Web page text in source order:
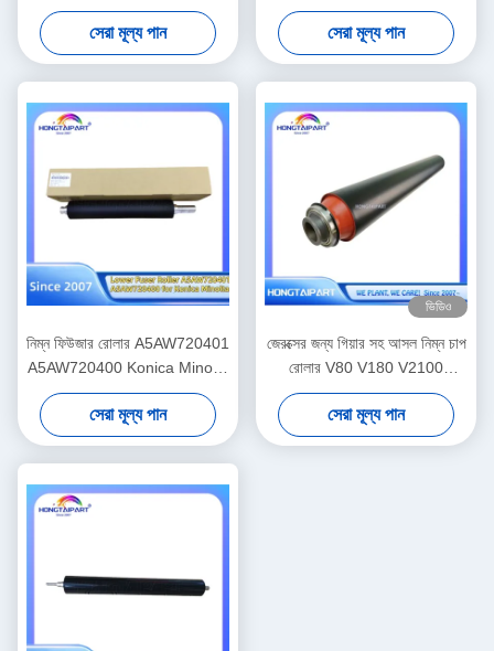
রোলার চাপ খুচরা যন্ত্রাংশ সরবরাহ
হংকংপার্ট
সেরা মূল্য পান
E72430 ফিউসার হিট রোলার খুচরা
যন্ত্রাংশ সরবরাহের জন্য নিম্ন রোলার
Z9MO7A LPR-E72525
Hongtaipart চাপ
সেরা মূল্য পান
নিম্ন ফিউজার রোলার A5AW720401
A5AW720400 Konica Minolta
প্রেসের জন্য C6085 C6100
C6110 C1085 C1100 খুচরা
যন্ত্রাংশ সরবরাহ Hongtaipart তাপ
ফিউজার চাপ
সেরা মূল্য পান
ভিডিও
জেরক্সের জন্য গিয়ার সহ আসল নিম্ন চাপ
রোলার V80 V180 V2100
V3100 80 180 2100 310 তাপ
ফিউজার রোলার সরবরাহ 607K15910
008R13170 059K81320
সেরা মূল্য পান